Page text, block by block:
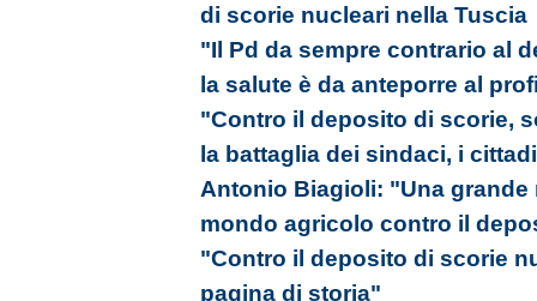
di scorie nucleari nella Tuscia
"Il Pd da sempre contrario al
la salute è da anteporre al
"Contro il deposito di scorie,
la battaglia dei sindaci, i
Antonio Biagioli: "Una
mondo agricolo contro il
"Contro il deposito di scorie
pagina di storia"